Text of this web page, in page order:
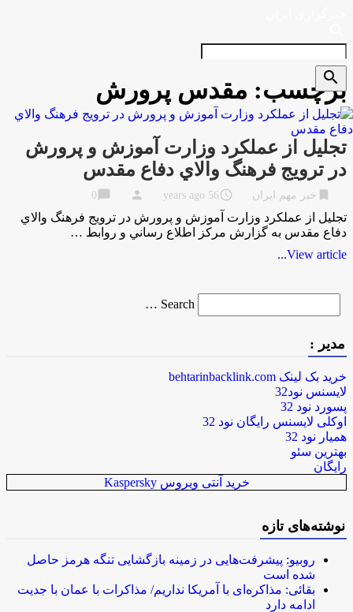
برچسب: مقدس پرورش
تجليل از عملكرد وزارت آموزش و پرورش
در ترويج فرهنگ والاي دفاع مقدس
خبر مهم ایران access_time
56 years ago
person
chat_bubble
تجليل از عملكرد وزارت آموزش و پرورش در ترويج فرهنگ والاي
دفاع مقدس به گزارش مركز اطلاع رساني و روابط …
View article...
for
Search …
search
مدیر :
خرید بک لینک behtarinbacklink.com
لایسنس نود32
پسورد نود 32
اوکلی لایسنس رایگان نود 32
همیار نود 32
بهترین سئو
رایگان
خرید آنتی ویروس Kaspersky
نوشته‌های تازه
روبیو: پیشرفت‌هایی در زمینه بازگشایی تنگه هرمز حاصل
شده است
بقائی: مذاکره‌ای با آمریکا نداریم/ مذاکرات با عمان با جدیت
ادامه دارد